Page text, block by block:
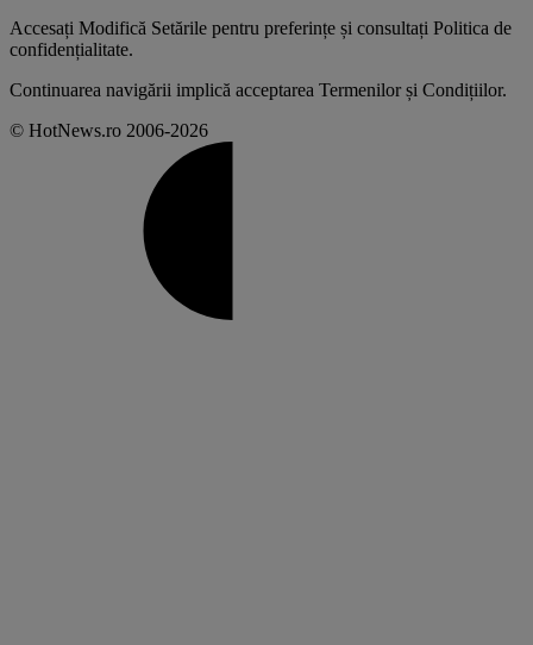
Accesați Modifică Setările pentru preferințe și consultați Politica de
confidențialitate.
Continuarea navigării implică acceptarea Termenilor și Condițiilor.
© HotNews.ro 2006-2026